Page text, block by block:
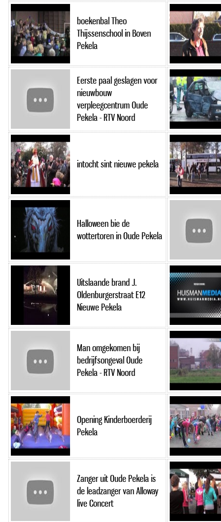
boekenbal Theo
Thijssenschool in Boven
Pekela
Eerste paal geslagen voor
nieuwbouw
verpleegcentrum Oude
Pekela - RTV Noord
intocht sint nieuwe pekela
Halloween bie de
wottertoren in Oude Pekela
Uitslaande brand J.
Oldenburgerstraat E12
Nieuwe Pekela
Man omgekomen bij
bedrijfsongeval Oude
Pekela - RTV Noord
Opening Kinderboerderij
Pekela
Zanger uit Oude Pekela is
de leadzanger van Alloway
live Concert